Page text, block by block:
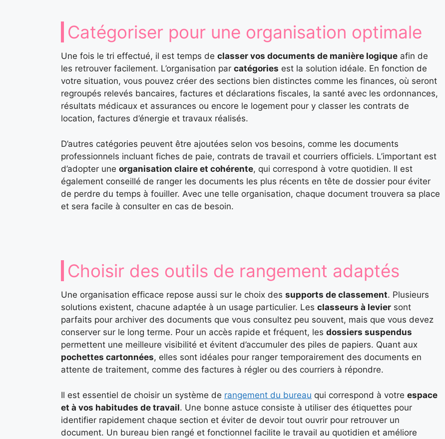
Catégoriser pour une organisation optimale
Une fois le tri effectué, il est temps de classer vos documents de manière logique afin de
les retrouver facilement. L’organisation par catégories est la solution idéale. En fonction de
votre situation, vous pouvez créer des sections bien distinctes comme les finances, où seront
regroupés relevés bancaires, factures et déclarations fiscales, la santé avec les ordonnances,
résultats médicaux et assurances ou encore le logement pour y classer les contrats de
location, factures d’énergie et travaux réalisés.
D’autres catégories peuvent être ajoutées selon vos besoins, comme les documents
professionnels incluant fiches de paie, contrats de travail et courriers officiels. L’important est
d’adopter une organisation claire et cohérente, qui correspond à votre quotidien. Il est
également conseillé de ranger les documents les plus récents en tête de dossier pour éviter
de perdre du temps à fouiller. Avec une telle organisation, chaque document trouvera sa place
et sera facile à consulter en cas de besoin.
Choisir des outils de rangement adaptés
Une organisation efficace repose aussi sur le choix des supports de classement. Plusieurs
solutions existent, chacune adaptée à un usage particulier. Les classeurs à levier sont
parfaits pour archiver des documents que vous consultez peu souvent, mais que vous devez
conserver sur le long terme. Pour un accès rapide et fréquent, les dossiers suspendus
permettent une meilleure visibilité et évitent d’accumuler des piles de papiers. Quant aux
pochettes cartonnées, elles sont idéales pour ranger temporairement des documents en
attente de traitement, comme des factures à régler ou des courriers à répondre.
Il est essentiel de choisir un système de rangement du bureau qui correspond à votre espace
et à vos habitudes de travail. Une bonne astuce consiste à utiliser des étiquettes pour
identifier rapidement chaque section et éviter de devoir tout ouvrir pour retrouver un
document. Un bureau bien rangé et fonctionnel facilite le travail au quotidien et améliore